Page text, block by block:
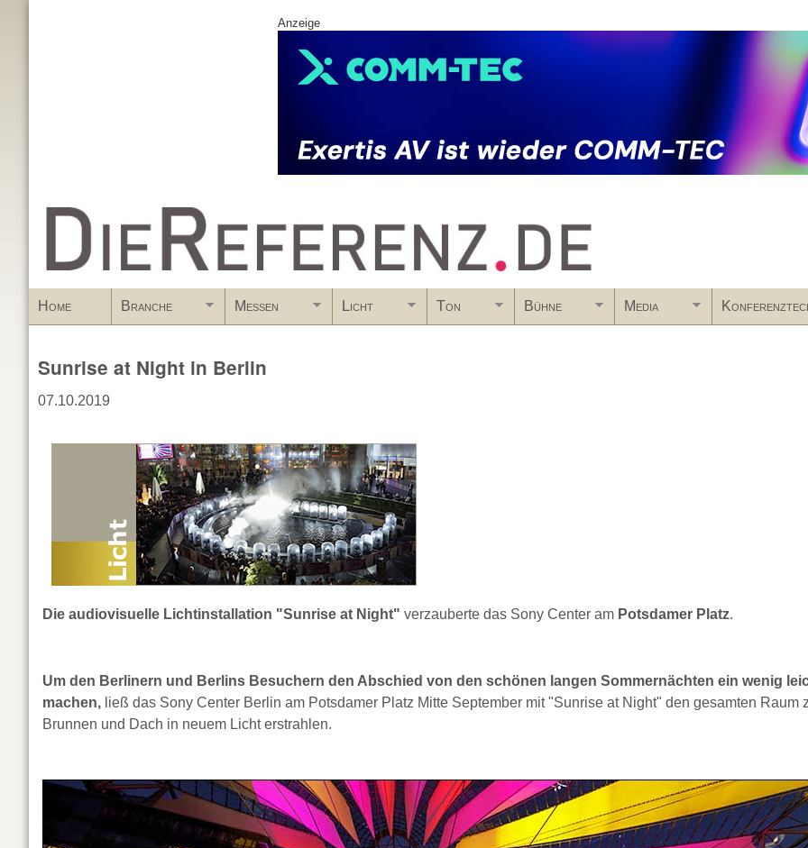
Anzeige
www.DieReferenz.de
Home Branche Messen Licht Ton Bühne Media
Sunrise at Night in Berlin
07.10.2019
Die audiovisuelle Lichtinstallation "Sunrise at Night" verzauberte das Sony Center am Potsdamer Platz.
Um den Berlinern und Berlins Besuchern den Abschied von den schönen langen Sommernächten ein wenig
machen, ließ das Sony Center Berlin am Potsdamer Platz Mitte September mit "Sunrise at Night" den gesamten Raum
Brunnen und Dach in neuem Licht erstrahlen.